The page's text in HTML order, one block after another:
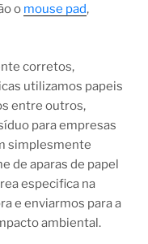
o mouse pad,
corretos,
utilizamos papeis
entre outros,
para empresas
simplesmente
de aparas de papel
especifica na
e enviarmos para a
ambiental.